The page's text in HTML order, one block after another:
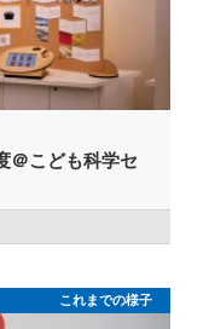
＠こども科学セ
これまでの様子